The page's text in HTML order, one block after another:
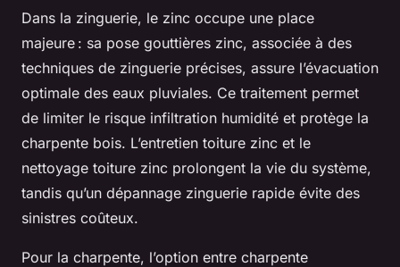
Dans la zinguerie, le zinc occupe une place
majeure : sa pose gouttières zinc, associée à des
techniques de zinguerie précises, assure l’évacuation
optimale des eaux pluviales. Ce traitement permet
de limiter le risque infiltration humidité et protège la
charpente bois. L’entretien toiture zinc et le
nettoyage toiture zinc prolongent la vie du système,
tandis qu’un dépannage zinguerie rapide évite des
sinistres coûteux.
Pour la charpente, l’option entre charpente